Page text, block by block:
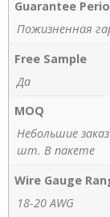
Guarantee
Пожизненная
Free Sample
Да
MOQ
Небольшие
шт. В пакете
Wire Gauge
18-20 AWG